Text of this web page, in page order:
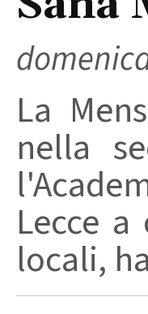
La
nella
Lecce
locali,